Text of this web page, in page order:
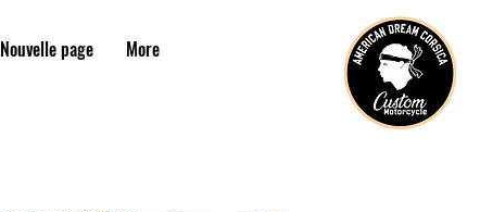
Nouvelle page More